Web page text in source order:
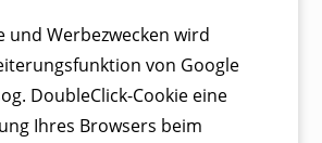
und Werbezwecken wird
von Google
DoubleClick-Cookie eine
Ihres Browsers beim